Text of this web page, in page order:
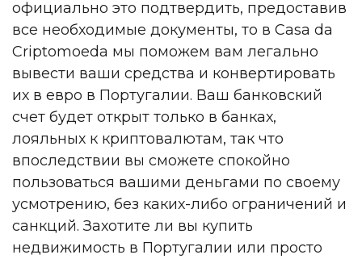
официально это подтвердить, предоставив
все необходимые документы, то в Casa da
Criptomoeda мы поможем вам легально
вывести ваши средства и конвертировать
их в евро в Португалии. Ваш банковский
счет будет открыт только в банках,
лояльных к криптовалютам, так что
впоследствии вы сможете спокойно
пользоваться вашими деньгами по своему
усмотрению, без каких-либо ограничений и
санкций. Захотите ли вы купить
недвижимость в Португалии или просто